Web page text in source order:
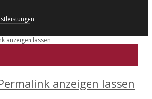
anzeigen lassen